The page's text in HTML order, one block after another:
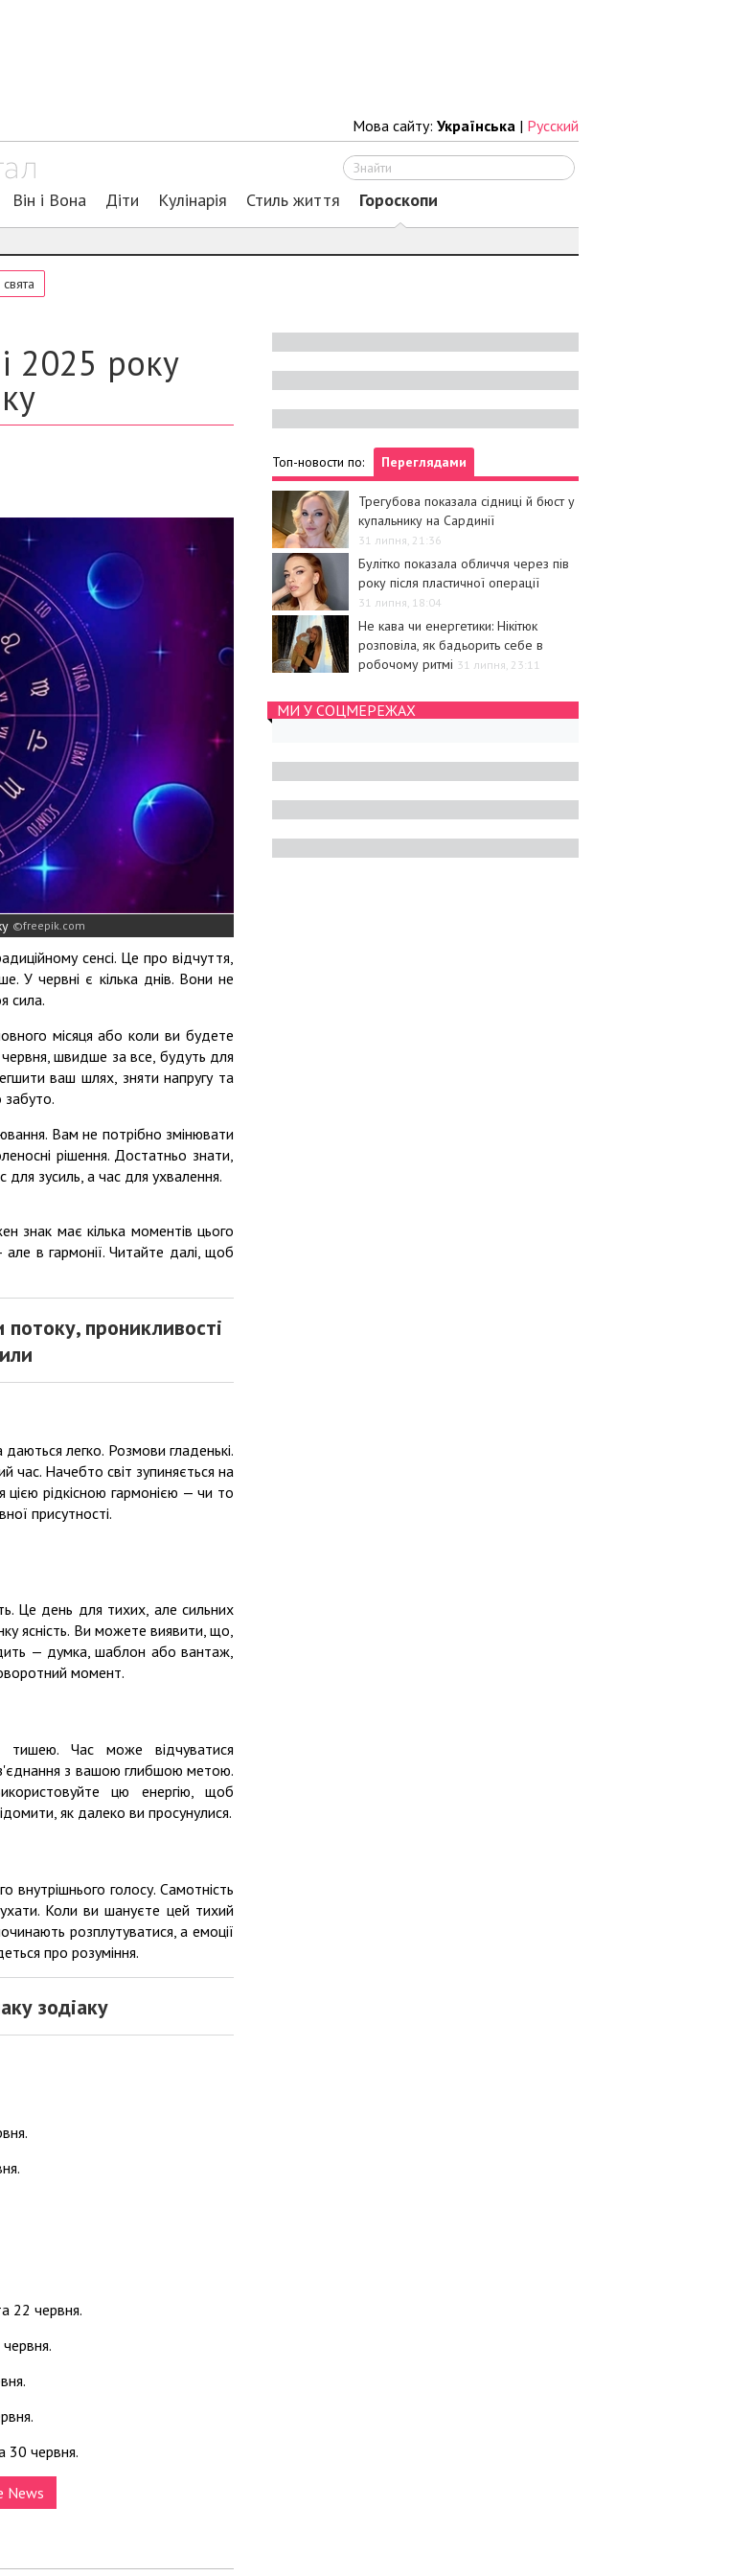
Мова сайту: Українська | Русский
Він і Вона Діти Кулінарія Стиль життя Гороскопи
2025 року
freepik.com
сенсі. Це про відчуття,
У червні є кілька днів. Вони не
сила.
місяця або коли ви будете
червня, швидше за все, будуть для
ваш шлях, зняти напругу та
Вам не потрібно змінювати
рішення. Достатньо знати,
для зусиль, а час для ухвалення.
знак має кілька моментів цього
але в гармонії. Читайте далі, щоб
потоку, проникливості
легко. Розмови гладенькі.
час. Начебто світ зупиняється на
рідкісною гармонією — чи то
присутності.
Це день для тихих, але сильних
ясність. Ви можете виявити, що,
— думка, шаблон або вантаж,
момент.
Час може відчуватися
з вашою глибшою метою.
цю енергію, щоб
як далеко ви просунулися.
внутрішнього голосу. Самотність
Коли ви шануєте цей тихий
розплутуватися, а емоції
про розуміння.
зодіаку
22 червня.
30 червня.
News
Топ-новости по: Переглядами
Трегубова показала сідниці й бюст у
купальнику на Сардинії
31 липня, 21:36
Булітко показала обличчя через пів
року після пластичної операції
31 липня, 18:04
Не кава чи енергетики: Нікітюк
розповіла, як бадьорить себе в
робочому ритмі 31 липня, 23:11
МИ У СОЦМЕРЕЖАХ